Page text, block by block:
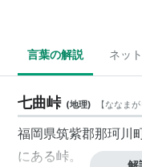
言葉の解説 ネッ
七曲峠 (地理) 【ななま
福岡県筑紫郡那珂川
にある峠。